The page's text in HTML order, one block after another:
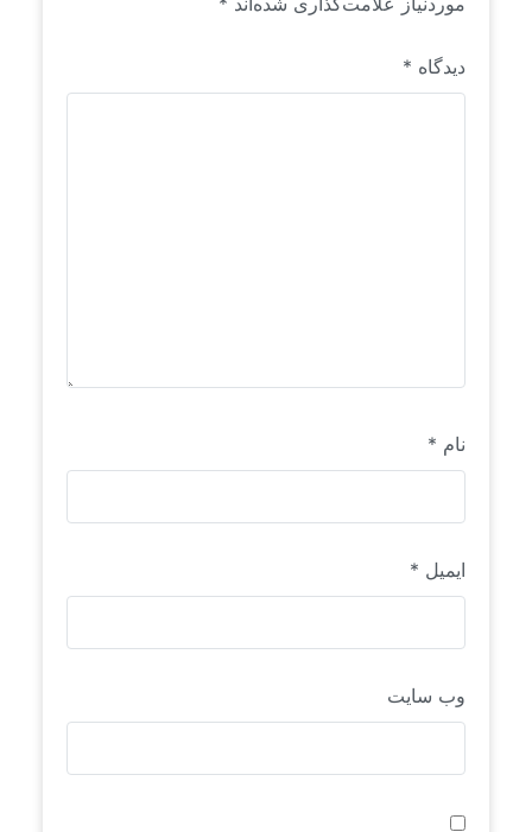
دیدگاه *
نام *
ایمیل *
وب‌ سایت